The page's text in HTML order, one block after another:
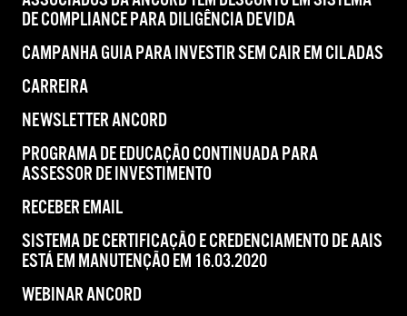
DE COMPLIANCE PARA DILIGÊNCIA DEVIDA
CAMPANHA GUIA PARA INVESTIR SEM CAIR EM CILADAS
CARREIRA
NEWSLETTER ANCORD
PROGRAMA DE EDUCAÇÃO CONTINUADA PARA
ASSESSOR DE INVESTIMENTO
RECEBER EMAIL
SISTEMA DE CERTIFICAÇÃO E CREDENCIAMENTO DE AAIS
ESTÁ EM MANUTENÇÃO EM 16.03.2020
WEBINAR ANCORD